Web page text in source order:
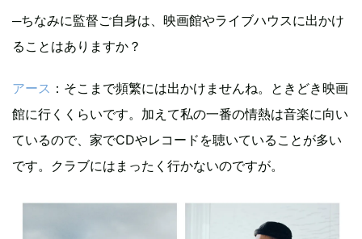
─ちなみに監督ご自身は、映画館やライブハウスに出かけ
ることはありますか？
アース ：そこまで頻繁には出かけませんね。ときどき映画
館に行くくらいです。加えて私の一番の情熱は音楽に向い
ているので、家でCDやレコードを聴いていることが多い
です。クラブにはまったく行かないのですが。